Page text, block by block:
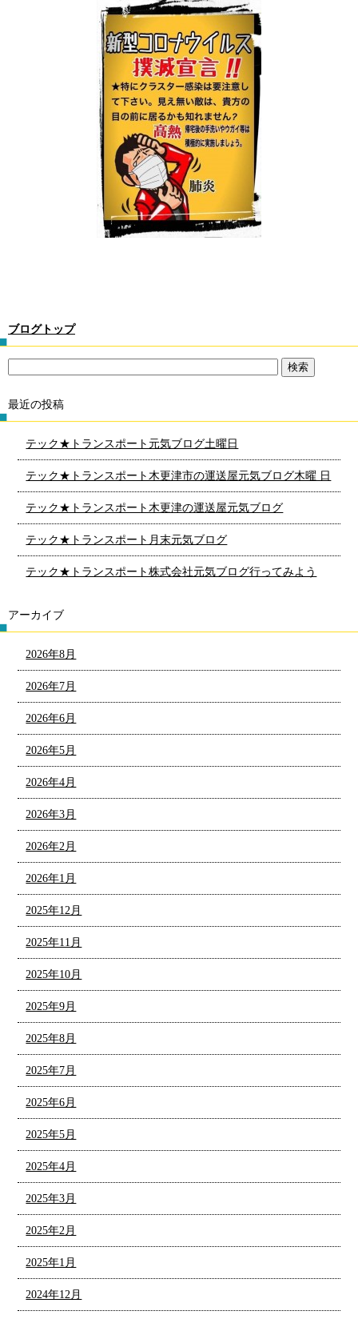
ブログトップ
最近の投稿
テック★トランスポート元気ブログ土曜日
テック★トランスポート木更津市の運送屋元気ブログ木曜 日
テック★トランスポート木更津の運送屋元気ブログ
テック★トランスポート月末元気ブログ
テック★トランスポート株式会社元気ブログ行ってみよう
アーカイブ
2026年8月
2026年7月
2026年6月
2026年5月
2026年4月
2026年3月
2026年2月
2026年1月
2025年12月
2025年11月
2025年10月
2025年9月
2025年8月
2025年7月
2025年6月
2025年5月
2025年4月
2025年3月
2025年2月
2025年1月
2024年12月